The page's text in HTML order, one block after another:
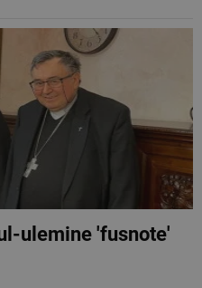
ulemine 'fusnote'